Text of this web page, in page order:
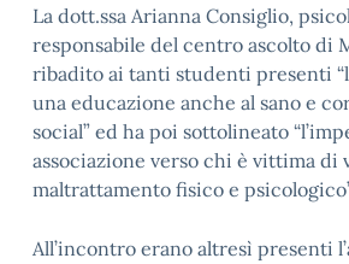
La dott.ssa Arianna Consiglio,
responsabile del centro ascolto di
ribadito ai tanti studenti presenti
una educazione anche al sano e
social” ed ha poi sottolineato
associazione verso chi è vittima di
maltrattamento fisico e
All’incontro erano altresì presenti